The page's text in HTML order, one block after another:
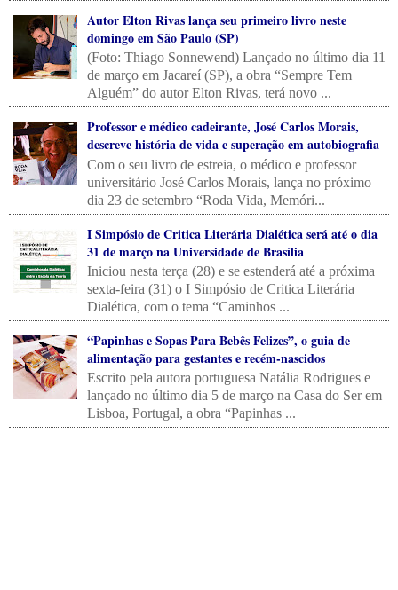
Autor Elton Rivas lança seu primeiro livro neste
domingo em São Paulo (SP)
(Foto: Thiago Sonnewend) Lançado no último dia 11
de março em Jacareí (SP), a obra “Sempre Tem
Alguém” do autor Elton Rivas, terá novo ...
Professor e médico cadeirante, José Carlos Morais,
descreve história de vida e superação em autobiografia
Com o seu livro de estreia, o médico e professor
universitário José Carlos Morais, lança no próximo
dia 23 de setembro “Roda Vida, Memóri...
I Simpósio de Critica Literária Dialética será até o dia
31 de março na Universidade de Brasília
Iniciou nesta terça (28) e se estenderá até a próxima
sexta-feira (31) o I Simpósio de Critica Literária
Dialética, com o tema “Caminhos ...
“Papinhas e Sopas Para Bebês Felizes”, o guia de
alimentação para gestantes e recém-nascidos
Escrito pela autora portuguesa Natália Rodrigues e
lançado no último dia 5 de março na Casa do Ser em
Lisboa, Portugal, a obra “Papinhas ...